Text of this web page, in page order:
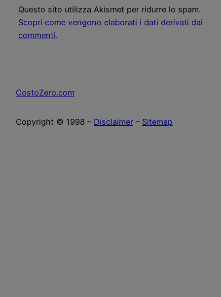
Questo sito utilizza Akismet per ridurre lo spam.
Scopri come vengono elaborati i dati derivati dai
commenti.
CostoZero.com
Copyright © 1998 – Disclaimer – Sitemap